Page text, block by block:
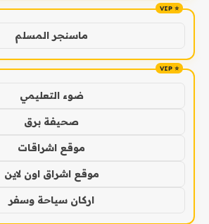
ماسنجر المسلم
ضوء التعليمي
صحيفة برق
موقع اشراقات
موقع اشراق اون لاين
اركان سياحة وسفر